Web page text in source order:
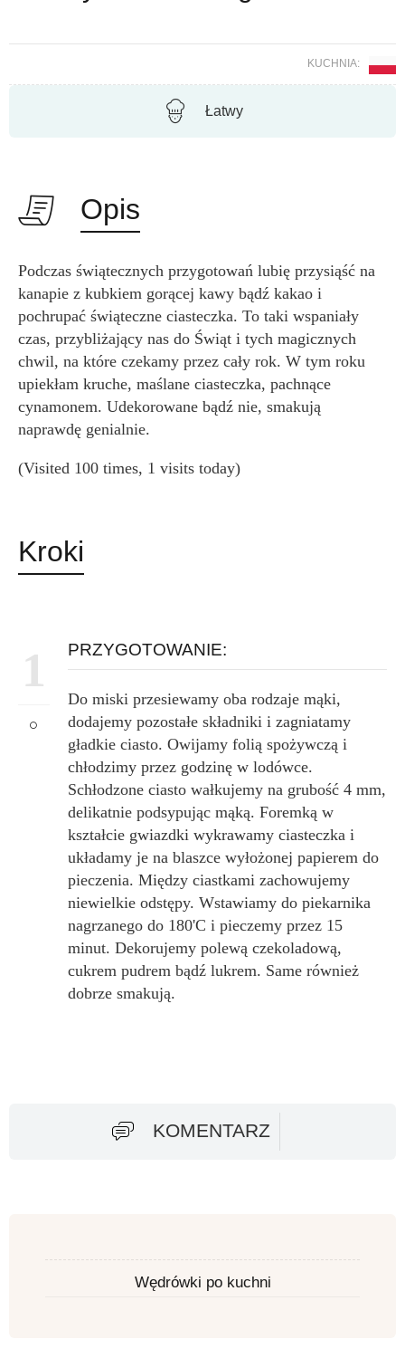
KUCHNIA:
Łatwy
Opis
Podczas świątecznych przygotowań lubię przysiąść na
kanapie z kubkiem gorącej kawy bądź kakao i
pochrupać świąteczne ciasteczka. To taki wspaniały
czas, przybliżający nas do Świąt i tych magicznych
chwil, na które czekamy przez cały rok. W tym roku
upiekłam kruche, maślane ciasteczka, pachnące
cynamonem. Udekorowane bądź nie, smakują
naprawdę genialnie.
(Visited 100 times, 1 visits today)
Kroki
1 PRZYGOTOWANIE:
Do miski przesiewamy oba rodzaje mąki,
dodajemy pozostałe składniki i zagniatamy
gładkie ciasto. Owijamy folią spożywczą i
chłodzimy przez godzinę w lodówce.
Schłodzone ciasto wałkujemy na grubość 4 mm,
delikatnie podsypując mąką. Foremką w
kształcie gwiazdki wykrawamy ciasteczka i
układamy je na blaszce wyłożonej papierem do
pieczenia. Między ciastkami zachowujemy
niewielkie odstępy. Wstawiamy do piekarnika
nagrzanego do 180'C i pieczemy przez 15
minut. Dekorujemy polewą czekoladową,
cukrem pudrem bądź lukrem. Same również
dobrze smakują.
KOMENTARZ
Wędrówki po kuchni